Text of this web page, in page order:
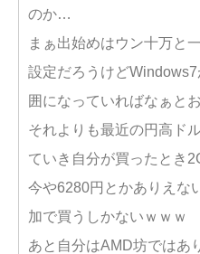
のか…
まぁ出始めはウン十万と
設定だろうけど
囲になっていればなぁと
それよりも最近の円高ド
ていき自分が買ったとき
今や6280円とかありえな
加で買うしかないｗｗｗ
あと自分はAMD坊ではあ